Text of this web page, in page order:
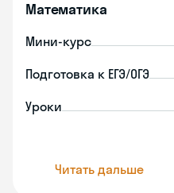
Математика
Мини-курс
Подготовка к ЕГЭ/ОГЭ
Уроки
Читать дальше